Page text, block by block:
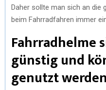
Daher sollte man sich an die
beim Fahrradfahren immer
Fahrradhelme
günstig und
genutzt werden